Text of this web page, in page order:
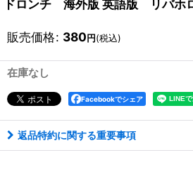
ドロンチ 海外版 英語版 リバ
販売価格: 380円(税込)
在庫なし
Facebookでシェア
返品特約に関する重要事項